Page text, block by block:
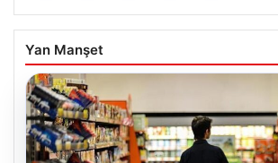
Yan Manşet